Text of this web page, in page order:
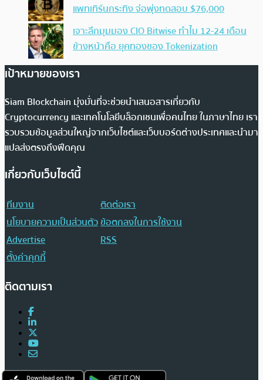
แพทเทิร์นกระทิง จ่อพุ่งทดสอบ $76,000
เจาะลึกมุมมอง CIO Bitwise ทำไม 12-24 เดือน
ข้างหน้าคือ ยุคทองของ Tokenization
เป้าหมายของเรา
Siam Blockchain มุ่งมั่นที่จะช่วยนำเสนอสารเกี่ยวกับ
Cryptocurrency และเทคโนโลยีบล็อกเชนเพื่อคนไทย ในภาษาไทย เรา
รวบรวมข้อมูลส่วนใหญ่จากเว็บไซต์และเว็บบอร์ดต่างประเทศและนำมา
แปลส่งตรงถึงฟีดคุณ
เกี่ยวกับเว็บไซต์นี้
ทีมงาน
ติดต่อเรา
นโยบายความเป็นส่วนตัวข้อตกลงในการใช้งาน
Advertise
RSS
ตั้งค่าคุกกี้
ติดตามเรา